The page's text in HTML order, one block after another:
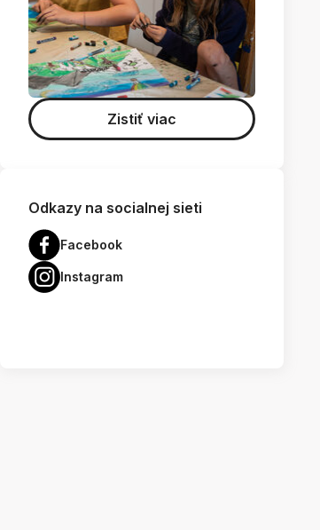
Zistiť viac
Odkazy na socialnej sieti
Facebook
Instagram